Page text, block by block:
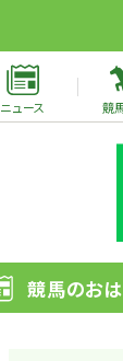
ニュース 競
競馬のお